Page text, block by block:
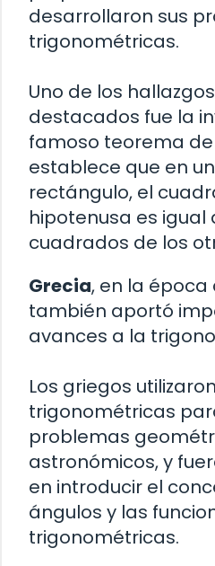
desarrollaron sus
trigonométricas.
Uno de los
destacados fue la
famoso teorema
establece que en
rectángulo, el
hipotenusa es igual
cuadrados de los
Grecia, en la época
también aportó
avances a la
Los griegos
trigonométricas
problemas
astronómicos, y
en introducir el
ángulos y las
trigonométricas.